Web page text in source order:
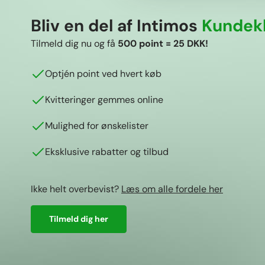
Bliv en del af Intimos
Tilmeld dig nu og få 500 point = 25 DKK!
Optjén point ved hvert køb
Kvitteringer gemmes online
Mulighed for ønskelister
Eksklusive rabatter og tilbud
Ikke helt overbevist? Læs om alle fordele her
Tilmeld dig her